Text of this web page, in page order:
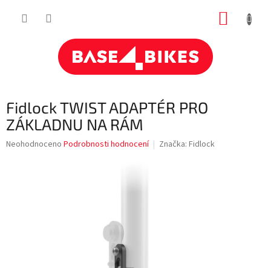
Fidlock TWIST ADAPTÉR PRO
ZÁKLADNU NA RÁM
Průměrné
Neohodnoceno Podrobnosti hodnocení Značka: Fidlock